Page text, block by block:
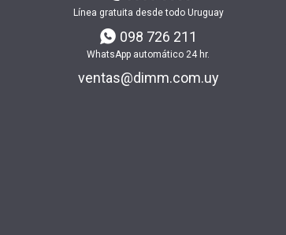
Línea gratuita desde todo Uruguay
098 726 211
WhatsApp automático 24 hr.
ventas@dimm.com.uy